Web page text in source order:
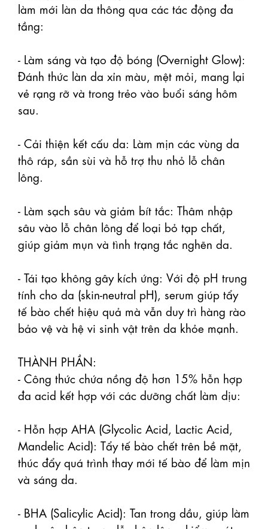
làm mới làn da thông qua các tác động đa
tầng:
- Làm sáng và tạo độ bóng (Overnight Glow):
Đánh thức làn da xỉn màu, mệt mỏi, mang lại
vẻ rạng rỡ và trong trẻo vào buổi sáng hôm
sau.
- Cải thiện kết cấu da: Làm mịn các vùng da
thô ráp, sần sùi và hỗ trợ thu nhỏ lỗ chân
lông.
- Làm sạch sâu và giảm bít tắc: Thâm nhập
sâu vào lỗ chân lông để loại bỏ tạp chất,
giúp giảm mụn và tình trạng tắc nghẽn da.
- Tái tạo không gây kích ứng: Với độ pH trung
tính cho da (skin-neutral pH), serum giúp tẩy
tế bào chết hiệu quả mà vẫn duy trì hàng rào
bảo vệ và hệ vi sinh vật trên da khỏe mạnh.
THÀNH PHẦN:
- Công thức chứa nồng độ hơn 15% hỗn hợp
đa acid kết hợp với các dưỡng chất làm dịu:
- Hỗn hợp AHA (Glycolic Acid, Lactic Acid,
Mandelic Acid): Tẩy tế bào chết trên bề mặt,
thúc đẩy quá trình thay mới tế bào để làm mịn
và sáng da.
- BHA (Salicylic Acid): Tan trong dầu, giúp làm